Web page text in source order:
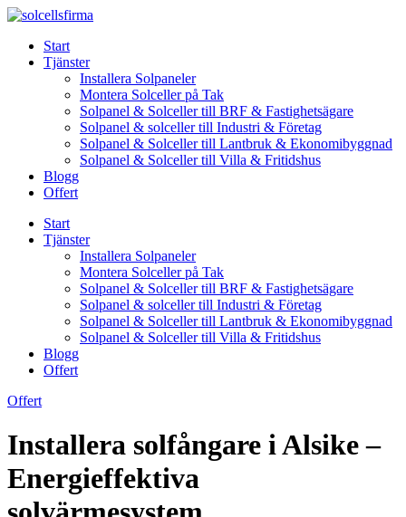
Skip
contentStart
Tjänster
Installera Solpaneler
Montera Solceller på Tak
Solpanel & Solceller till BRF & Fastighetsägare
Solpanel & solceller till Industri & Företag
Solpanel & Solceller till Lantbruk & Ekonomibyggnad
Solpanel & Solceller till Villa & Fritidshus
Blogg
Offert
Start
Tjänster
Installera Solpaneler
Montera Solceller på Tak
Solpanel & Solceller till BRF & Fastighetsägare
Solpanel & solceller till Industri & Företag
Solpanel & Solceller till Lantbruk & Ekonomibyggnad
Solpanel & Solceller till Villa & Fritidshus
Blogg
Offert
Offert
Installera solfångare i Alsike –
Energieffektiva